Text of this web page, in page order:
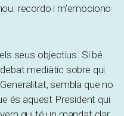
recordo i m’emociono
seus objectius. Si bé
mediàtic sobre qui
sembla que no
és aquest President qui